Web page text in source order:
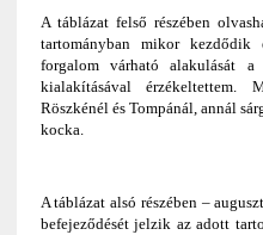
A táblázat felső részében
tartományban mikor
forgalom várható alakulását
kialakításával érzékeltettem.
Röszkénél és Tompánál, annál
kocka.
A táblázat alsó részében –
befejeződését jelzik az adott